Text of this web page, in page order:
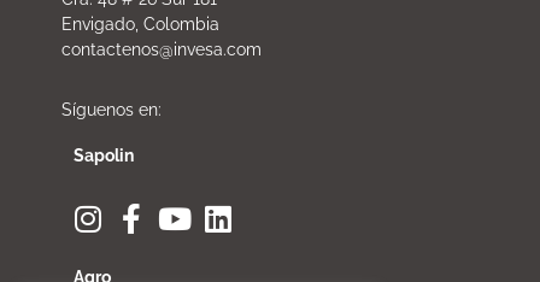
Envigado, Colombia
contactenos@invesa.com
Síguenos en:
Sapolin
Agro